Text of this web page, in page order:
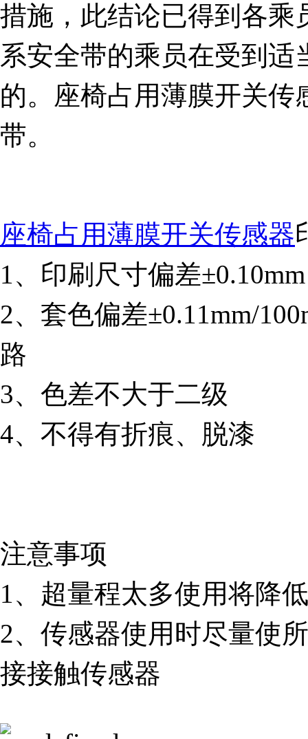
措施，此结论已得到各乘
系安全带的乘员在受到
的。座椅占用薄膜开关
带。
座椅占用薄膜开关传感器
1、印刷尺寸偏差
2、套色偏差±0.11mm/
路
3、色差不大于二级
4、不得有折痕、脱漆
注意事项
1、超量程太多使用将降
2、传感器使用时尽量使
接接触传感器